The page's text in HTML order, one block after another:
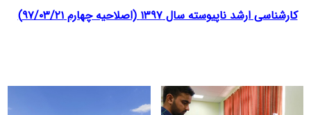
کارشناسی ارشد ناپیوسته سال ۱۳۹۷ (اصلاحیه چهارم ۹۷/۰۳/۲۱)